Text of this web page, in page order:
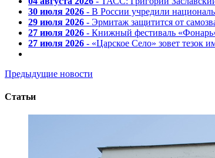
30 июля 2026 - В России учредили
29 июля 2026 - Эрмитаж защитится от
27 июля 2026 - Книжный фестиваль
27 июля 2026 - «Царское Село» зовет тезок
Предыдущие новости
Статьи